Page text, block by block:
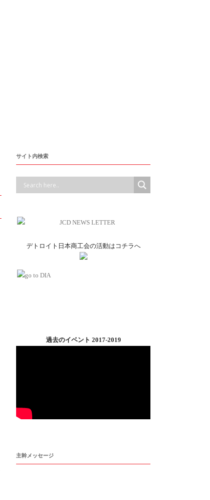
サイト内検索
デトロイト日本商工会の活動はコチラへ
過去のイベント 2017-2019
主幹メッセージ